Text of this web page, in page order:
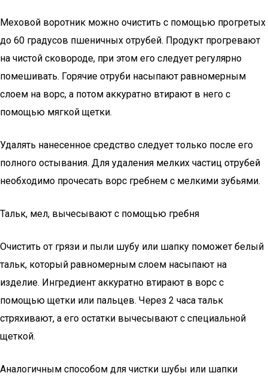
Меховой воротник можно очистить с помощью прогретых
до 60 градусов пшеничных отрубей. Продукт прогревают
на чистой сковороде, при этом его следует регулярно
помешивать. Горячие отруби насыпают равномерным
слоем на ворс, а потом аккуратно втирают в него с
помощью мягкой щетки.
Удалять нанесенное средство следует только после его
полного остывания. Для удаления мелких частиц отрубей
необходимо прочесать ворс гребнем с мелкими зубьями.
Тальк, мел, вычесывают с помощью гребня
Очистить от грязи и пыли шубу или шапку поможет белый
тальк, который равномерным слоем насыпают на
изделие. Ингредиент аккуратно втирают в ворс с
помощью щетки или пальцев. Через 2 часа тальк
стряхивают, а его остатки вычесывают с специальной
щеткой.
Аналогичным способом для чистки шубы или шапки